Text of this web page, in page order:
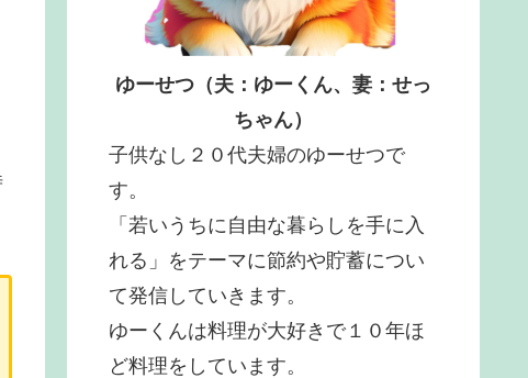
ゆーせつ（夫：ゆーくん、妻：せっ
ちゃん）
子供なし２０代夫婦のゆーせつで
す。
「若いうちに自由な暮らしを手に入
れる」をテーマに節約や貯蓄につい
て発信していきます。
ゆーくんは料理が大好きで１０年ほ
ど料理をしています。